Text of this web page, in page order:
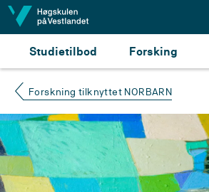
Hopp til innhald
Studietilbod Forsking
Forskning tilknyttet NORBARN